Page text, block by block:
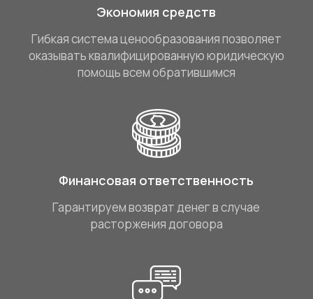
Экономия средств
Гибкая система ценообразования позволяет
оказывать квалифицированную юридическую
помощь всем обратившимся
Финансовая ответственность
Гарантируем возврат денег в случае
расторжения договора